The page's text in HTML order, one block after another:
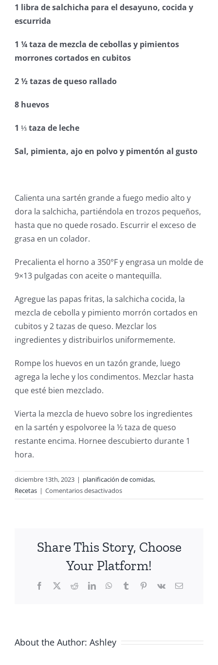
1 libra de salchicha para el desayuno, cocida y
escurrida
1 ¼ taza de mezcla de cebollas y pimientos
morrones cortados en cubitos
2 ½ tazas de queso rallado
8 huevos
1 ⅓ taza de leche
Sal, pimienta, ajo en polvo y pimentón al gusto
Calienta una sartén grande a fuego medio alto y
dora la salchicha, partiéndola en trozos pequeños,
hasta que no quede rosado. Escurrir el exceso de
grasa en un colador.
Precalienta el horno a 350°F y engrasa un molde de
9×13 pulgadas con aceite o mantequilla.
Agregue las papas fritas, la salchicha cocida, la
mezcla de cebolla y pimiento morrón cortados en
cubitos y 2 tazas de queso. Mezclar los
ingredientes y distribuirlos uniformemente.
Rompe los huevos en un tazón grande, luego
agrega la leche y los condimentos. Mezclar hasta
que esté bien mezclado.
Vierta la mezcla de huevo sobre los ingredientes
en la sartén y espolvoree la ½ taza de queso
restante encima. Hornee descubierto durante 1
hora.
diciembre 13th, 2023 | planificación de comidas,
Recetas | Comentarios desactivadosen
Cazuela
alimentos
de
WIC
perfecto
Share This Story, Choose
Your Platform!
Facebook
X RedditLinkedInWhatsApp
TumblrPinterest
Vk Email
About the Author: Ashley